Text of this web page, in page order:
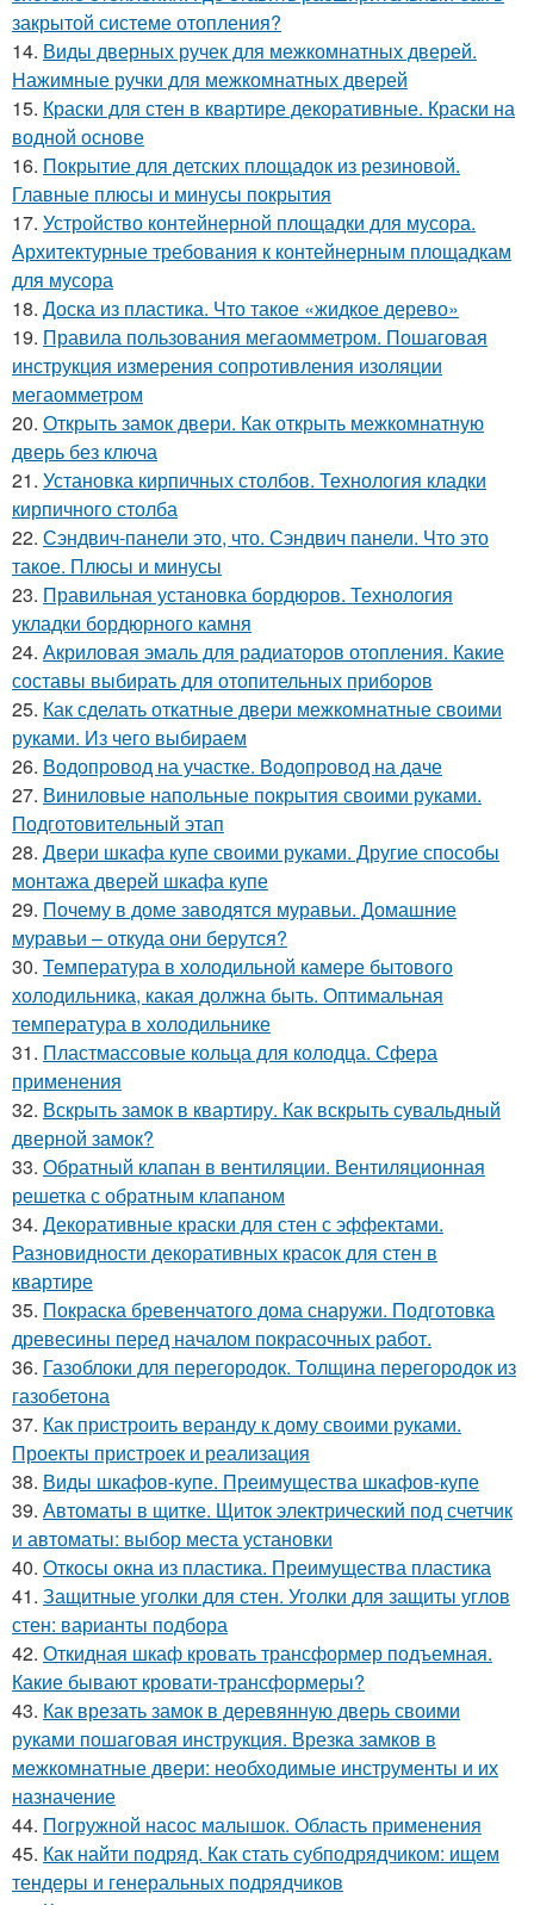
закрытой системе отопления?
14. Виды дверных ручек для межкомнатных дверей.
Нажимные ручки для межкомнатных дверей
15. Краски для стен в квартире декоративные. Краски на
водной основе
16. Покрытие для детских площадок из резиновой.
Главные плюсы и минусы покрытия
17. Устройство контейнерной площадки для мусора.
Архитектурные требования к контейнерным площадкам
для мусора
18. Доска из пластика. Что такое «жидкое дерево»
19. Правила пользования мегаомметром. Пошаговая
инструкция измерения сопротивления изоляции
мегаомметром
20. Открыть замок двери. Как открыть межкомнатную
дверь без ключа
21. Установка кирпичных столбов. Технология кладки
кирпичного столба
22. Сэндвич-панели это, что. Сэндвич панели. Что это
такое. Плюсы и минусы
23. Правильная установка бордюров. Технология
укладки бордюрного камня
24. Акриловая эмаль для радиаторов отопления. Какие
составы выбирать для отопительных приборов
25. Как сделать откатные двери межкомнатные своими
руками. Из чего выбираем
26. Водопровод на участке. Водопровод на даче
27. Виниловые напольные покрытия своими руками.
Подготовительный этап
28. Двери шкафа купе своими руками. Другие способы
монтажа дверей шкафа купе
29. Почему в доме заводятся муравьи. Домашние
муравьи – откуда они берутся?
30. Температура в холодильной камере бытового
холодильника, какая должна быть. Оптимальная
температура в холодильнике
31. Пластмассовые кольца для колодца. Сфера
применения
32. Вскрыть замок в квартиру. Как вскрыть сувальдный
дверной замок?
33. Обратный клапан в вентиляции. Вентиляционная
решетка с обратным клапаном
34. Декоративные краски для стен с эффектами.
Разновидности декоративных красок для стен в
квартире
35. Покраска бревенчатого дома снаружи. Подготовка
древесины перед началом покрасочных работ.
36. Газоблоки для перегородок. Толщина перегородок из
газобетона
37. Как пристроить веранду к дому своими руками.
Проекты пристроек и реализация
38. Виды шкафов-купе. Преимущества шкафов-купе
39. Автоматы в щитке. Щиток электрический под счетчик
и автоматы: выбор места установки
40. Откосы окна из пластика. Преимущества пластика
41. Защитные уголки для стен. Уголки для защиты углов
стен: варианты подбора
42. Откидная шкаф кровать трансформер подъемная.
Какие бывают кровати-трансформеры?
43. Как врезать замок в деревянную дверь своими
руками пошаговая инструкция. Врезка замков в
межкомнатные двери: необходимые инструменты и их
назначение
44. Погружной насос малышок. Область применения
45. Как найти подряд. Как стать субподрядчиком: ищем
тендеры и генеральных подрядчиков